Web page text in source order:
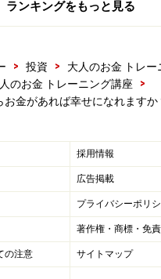
ランキングをもっと見る
> 投資 > 大人のお金 トレー
のお金 トレーニング講座
>
お金があれば幸せになれますか
採用情報
広告掲載
プライバシーポリ
著作権・商標・免責
の注意 サイトマップ